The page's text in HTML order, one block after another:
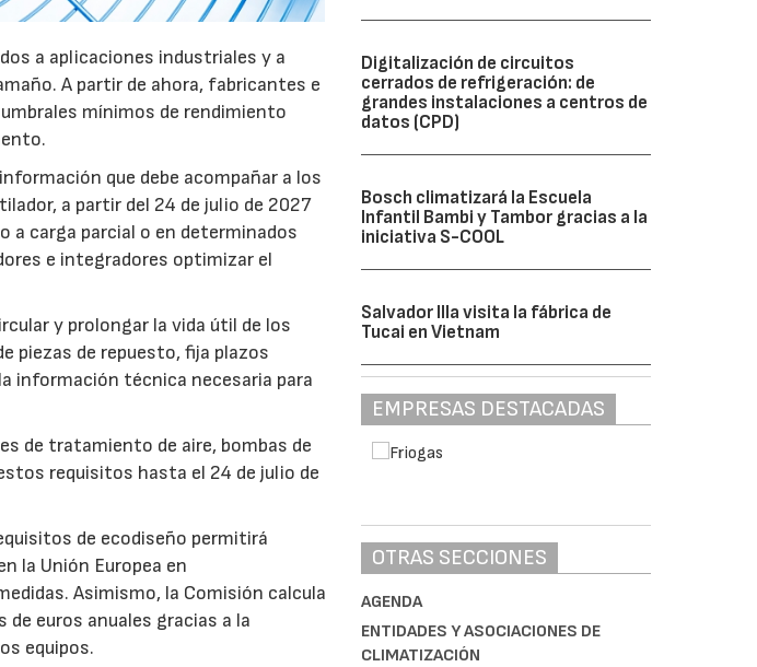
a aplicaciones industriales y a
A partir de ahora, fabricantes e
mínimos de rendimiento
que debe acompañar a los
a partir del 24 de julio de 2027
carga parcial o en determinados
e integradores optimizar el
y prolongar la vida útil de los
piezas de repuesto, fija plazos
información técnica necesaria para
de tratamiento de aire, bombas de
requisitos hasta el 24 de julio de
de ecodiseño permitirá
la Unión Europea en
Asimismo, la Comisión calcula
euros anuales gracias a la
equipos.
Digitalización de circuitos
cerrados de refrigeración: de
grandes instalaciones a centros de
datos (CPD)
Bosch climatizará la Escuela
Infantil Bambi y Tambor gracias a la
iniciativa S-COOL
Salvador Illa visita la fábrica de
Tucai en Vietnam
EMPRESAS DESTACADAS
OTRAS SECCIONES
AGENDA
ENTIDADES Y ASOCIACIONES DE
CLIMATIZACIÓN